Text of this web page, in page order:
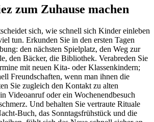
zum Zuhause machen
sich, wie schnell sich Kinder einleben
tun. Erkunden Sie in den ersten Tagen
den nächsten Spielplatz, den Weg zur
den Bäcker, die Bibliothek. Verabreden Sie
mit neuen Kita- oder Klassenkindern;
Freundschaften, wenn man ihnen die
Sie zugleich den Kontakt zu alten
Videoanruf oder ein Wochenendbesuch
Und behalten Sie vertraute Rituale
Buch, das Sonntagsfrühstück und die